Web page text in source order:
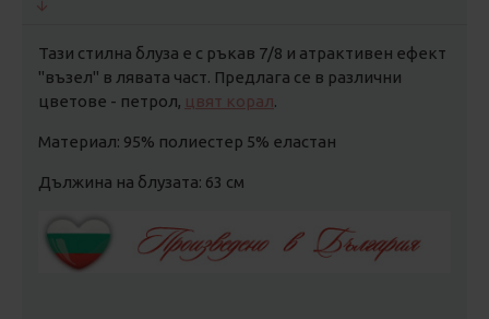
Тази стилна блуза е с ръкав 7/8 и атрактивен ефект
"възел" в лявата част. Предлага се в различни
цветове - петрол, цвят корал.
Материал: 95% полиестер 5% еластан
Дължина на блузата: 63 см